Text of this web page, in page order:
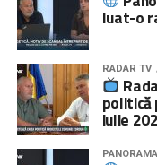
luat-o
RADAR TV
politică
iulie
PANORAMA